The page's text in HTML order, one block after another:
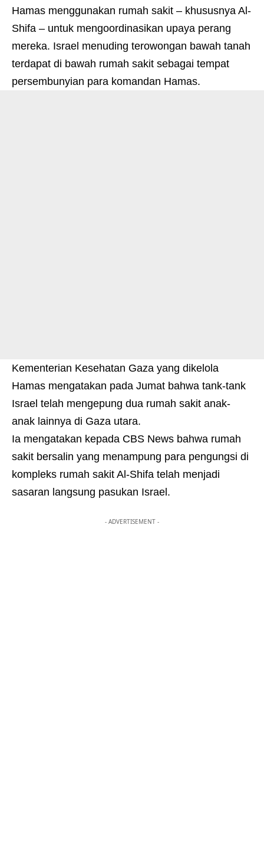
Hamas menggunakan rumah sakit – khususnya Al-
Shifa – untuk mengoordinasikan upaya perang
mereka. Israel menuding terowongan bawah tanah
terdapat di bawah rumah sakit sebagai tempat
persembunyian para komandan Hamas.
Kementerian Kesehatan Gaza yang dikelola
Hamas mengatakan pada Jumat bahwa tank-tank
Israel telah mengepung dua rumah sakit anak-
anak lainnya di Gaza utara.
Ia mengatakan kepada CBS News bahwa rumah
sakit bersalin yang menampung para pengungsi di
kompleks rumah sakit Al-Shifa telah menjadi
sasaran langsung pasukan Israel.
- ADVERTISEMENT -